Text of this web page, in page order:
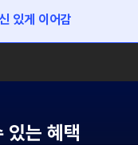
있게 이어감
있는 혜택